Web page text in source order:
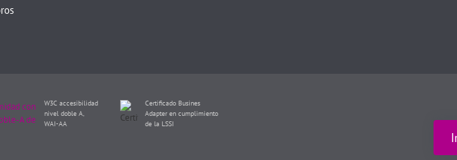
W3C accesibilidad
nivel doble A,
WAI-AA
Certificado Busines
Adapter en cumplimiento
de la LSSI